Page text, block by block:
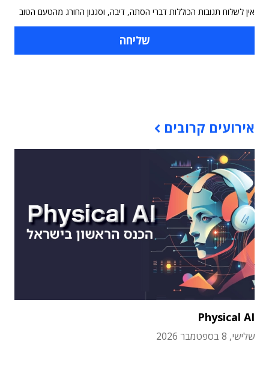
אין לשלוח תגובות הכוללות דברי הסתה, דיבה, וסגנון החורג מהטעם הטוב
אירועים קרובים
Physical AI
שלישי, 8 בספטמבר 2026